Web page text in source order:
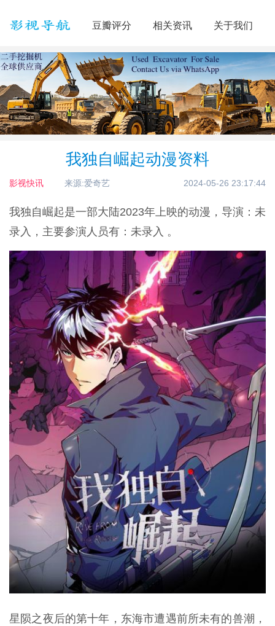
豆瓣评分 相关资讯 关于我们
我独自崛起动漫资料
影视快讯 来源:爱奇艺 2024-05-26 23:17:44
我独自崛起是一部大陆2023年上映的动漫，导演：未
录入，主要参演人员有：未录入 。
星陨之夜后的第十年，东海市遭遇前所未有的兽潮，